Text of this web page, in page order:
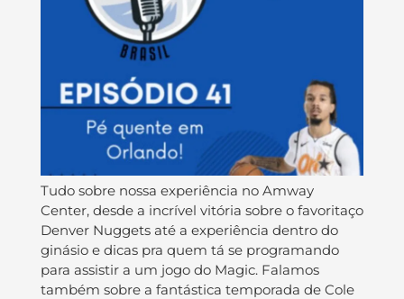
Tudo sobre nossa experiência no Amway
Center, desde a incrível vitória sobre o favoritaço
Denver Nuggets até a experiência dentro do
ginásio e dicas pra quem tá se programando
para assistir a um jogo do Magic. Falamos
também sobre a fantástica temporada de Cole